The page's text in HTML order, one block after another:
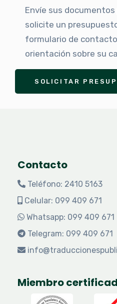
Envíe sus documentos
solicite un
formulario de
orientación sobre su
SOLICITAR
Contacto
Teléfono: 2410 5163
Celular: 099 409 671
Whatsapp: 099 409 671
Telegram: 099 409 671
Miembro